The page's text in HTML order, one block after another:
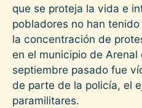
que se proteja la vida e
pobladores no han
la concentración de
en el municipio de
septiembre pasado fue
de parte de la policía, el
paramilitares.